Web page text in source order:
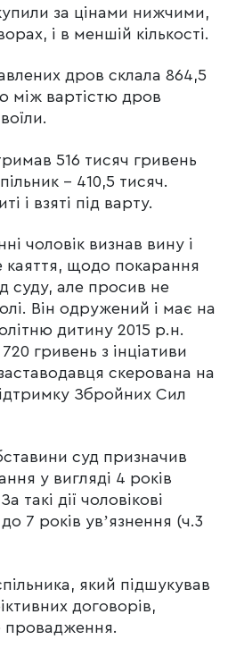
за цінами нижчими,
і в меншій кількості.
дров склала 864,5
між вартістю дров
516 тисяч гривень
– 410,5 тисяч.
і взяті під варту.
чоловік визнав вину і
щодо покарання
суду, але просив не
Він одружений і має на
дитину 2015 р.н.
гривень з інціативи
скерована на
Збройних Сил
суд призначив
у вигляді 4 років
такі дії чоловікові
7 років увʼязнення (ч.3
який підшукував
договорів,
провадження.